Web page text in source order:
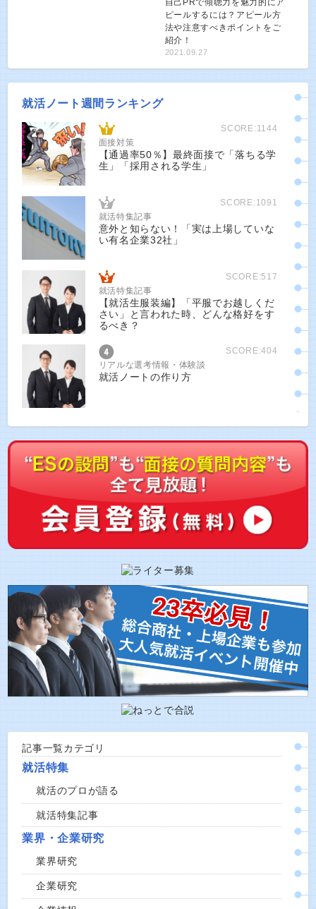
ピールするには？アピール方
法や注意すべきポイントをご
紹介！
2021.09.27
就活ノート週間ランキング
SCORE:1144
面接対策
【通過率50％】最終面接で「落ちる学
生」「採用される学生」
SCORE:1091
就活特集記事
意外と知らない！「実は上場していな
い有名企業32社」
SCORE:517
就活特集記事
【就活生服装編】「平服でお越しくだ
さい」と言われた時、どんな格好をす
るべき？
SCORE:404
リアルな選考情報・体験談
就活ノートの作り方
記事一覧カテゴリ
就活特集
就活のプロが語る
就活特集記事
業界・企業研究
業界研究
企業研究